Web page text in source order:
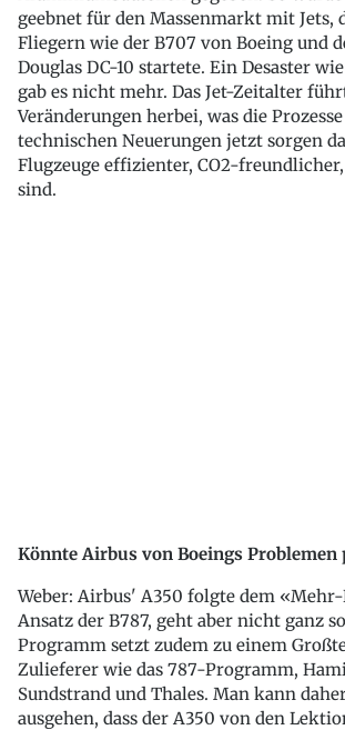
geebnet für den Massenmarkt mit
Fliegern wie der B707 von Boeing und
Douglas DC-10 startete. Ein Desaster
gab es nicht mehr. Das Jet-Zeitalter
Veränderungen herbei, was die
technischen Neuerungen jetzt sorgen
Flugzeuge effizienter, CO2-
sind.
Könnte Airbus von Boeings Problemen
Weber: Airbus' A350 folgte dem
Ansatz der B787, geht aber nicht ganz
Programm setzt zudem zu einem
Zulieferer wie das 787-Programm,
Sundstrand und Thales. Man kann
ausgehen, dass der A350 von den